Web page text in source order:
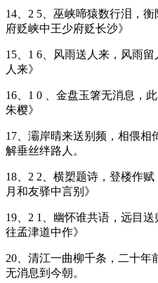
14、2 5、巫峡啼猿数行泪，
府贬峡中王少府贬长沙》
15、1 6、风雨送人来，风雨
人来》
16、1 0 、金盘玉箸无消息，
朱樱》
17、灞岸晴来送别频，相偎
解垂丝绊路人。
18、2 2、横槊题诗，登楼作
月和友驿中言别》
19、2 1、幽怀谁共语，远目
往孟津道中作》
20、清江一曲柳千条，二十年
无消息到今朝。